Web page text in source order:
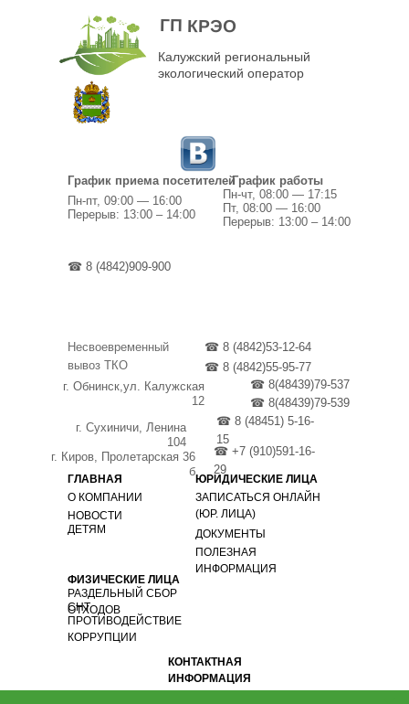
ГЛАВНАЯ
О КОМПАНИИ
ДОКУМЕНТЫ
ЮРИДИЧЕСКИЕ ЛИЦА
СНТ
НОВОСТИ
КОНТАКТНАЯ
ИНФОРМАЦИЯ
ГП КРЭО
Калужский региональный
экологический оператор
Пн-чт, 08:00 — 17:15
г. Обнинск,ул. Калужская
12
Перерыв: 13:00 – 14:00
☎ 8(48439)79-537
☎ 8 (48451) 5-16-
15
☎ +7 (910)591-16-
29
г. Сухиничи, Ленина
104
г. Киров, Пролетарская 36
б
☎ 8 (4842)909-900
ЗАПИСАТЬСЯ ОНЛАЙН
(ЮР. ЛИЦА)
ПРОТИВОДЕЙСТВИЕ
КОРРУПЦИИ
Несвоевременный
вывоз ТКО
☎ 8 (4842)53-12-64
ФИЗИЧЕСКИЕ ЛИЦА
График работы
Пт, 08:00 — 16:00
График приема посетителей
Пн-пт, 09:00 — 16:00
Перерыв: 13:00 – 14:00
РАЗДЕЛЬНЫЙ СБОР
ОТХОДОВ
ДЕТЯМ
ПОЛЕЗНАЯ
ИНФОРМАЦИЯ
☎ 8 (4842)55-95-77
☎ 8(48439)79-539